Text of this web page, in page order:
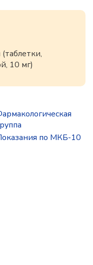
(таблетки,
10 мг)
по МКБ-10